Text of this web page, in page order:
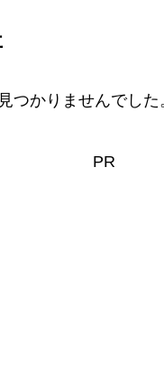
つかりませんでした
PR